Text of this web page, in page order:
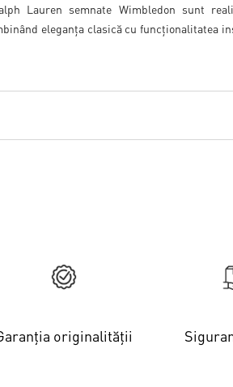
Lauren semnate Wimbledon sunt
eleganța clasică cu funcționalitatea
originalității